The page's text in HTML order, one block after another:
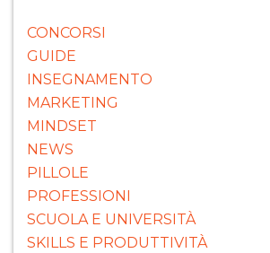
CONCORSI
GUIDE
INSEGNAMENTO
MARKETING
MINDSET
NEWS
PILLOLE
PROFESSIONI
SCUOLA E UNIVERSITÀ
SKILLS E PRODUTTIVITÀ